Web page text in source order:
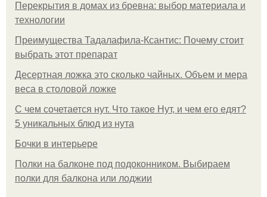
Перекрытия в домах из бревна: выбор материала и
технологии
Преимущества Тадалафила-Ксантис: Почему стоит
выбрать этот препарат
Десертная ложка это сколько чайных. Объем и мера
веса в столовой ложке
С чем сочетается нут. Что такое Нут, и чем его едят?
5 уникальных блюд из нута
Бочки в интерьере
Полки на балконе под подоконником. Выбираем
полки для балкона или лоджии